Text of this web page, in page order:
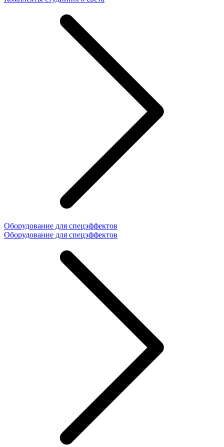
Оборудование для спецэффектов
Оборудование для спецэффектов